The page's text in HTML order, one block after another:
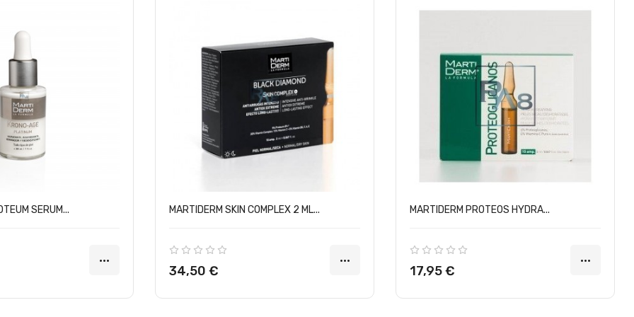
SERUM... MARTIDERM SKIN COMPLEX 2 ML...
Precio
34,50 €
MARTIDERM PROTEOS HYDRA...
Precio
17,95 €